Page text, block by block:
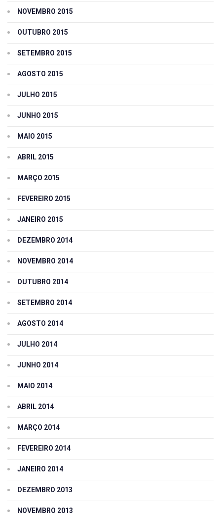
NOVEMBRO 2015
OUTUBRO 2015
SETEMBRO 2015
AGOSTO 2015
JULHO 2015
JUNHO 2015
MAIO 2015
ABRIL 2015
MARÇO 2015
FEVEREIRO 2015
JANEIRO 2015
DEZEMBRO 2014
NOVEMBRO 2014
OUTUBRO 2014
SETEMBRO 2014
AGOSTO 2014
JULHO 2014
JUNHO 2014
MAIO 2014
ABRIL 2014
MARÇO 2014
FEVEREIRO 2014
JANEIRO 2014
DEZEMBRO 2013
NOVEMBRO 2013